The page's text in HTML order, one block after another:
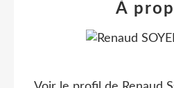
À